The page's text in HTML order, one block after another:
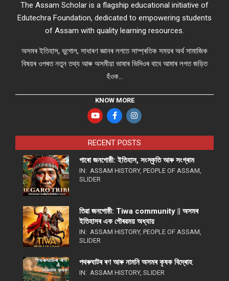
The Assam Scholar is a flagship educational initiative of
Edutechra Foundation, dedicated to empowering students
of Assam with quality learning resources.
অসমৰ ইতিহাস, ভুগোল, সাধাৰণ জ্ঞানৰ লগতে সাম্প্ৰতিক সময়ৰ অৰ্থ সামাজিক
বিষয়ৰ ওপৰত নতুন তথ্য আৰু অসমীয়া ভাষাৰ ভিদিওৰ বাবে আমাৰ লগত জড়িত
হঁওক...
KNOW MORE
RECENT POSTS
গাৰো জনগোষ্ঠী: ইতিহাস, সংস্কৃতি আৰু সংগ্ৰাম
IN: ASSAM HISTORY, PEOPLE OF ASSAM
SLIDER
তিৱা জনগোষ্ঠী: Tiwa community || অসমৰ
ইতিহাসৰ এক গৌৰৱময় অধ্যায়
IN: ASSAM HISTORY, PEOPLE OF ASSAM
SLIDER
পথ​ৰুঘাট​ৰ ৰণ আৰু নামনি অসম​ৰ কৃষক বিদ্ৰোহ​
IN: ASSAM HISTORY, SLIDER